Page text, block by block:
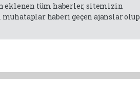
eklenen tüm haberler, sitemizin
haberi geçen ajanslar olup